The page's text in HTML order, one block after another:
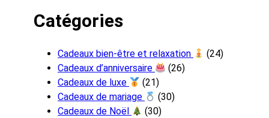
Catégories
Cadeaux bien-être et relaxation
(24)
Cadeaux d’anniversaire
(26)
Cadeaux de luxe
(21)
Cadeaux de mariage
(30)
Cadeaux de Noël
(30)